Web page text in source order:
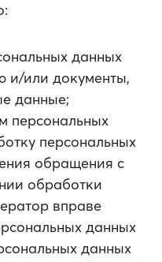
данных
и/или документы,
данные;
персональных
персональных
обращения с
обработки
вправе
данных
данных